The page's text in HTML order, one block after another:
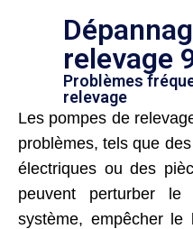
relevage
Problèmes
relevage
Les pompes de
problèmes, tels que
électriques ou des
peuvent perturber le
système, empêcher le